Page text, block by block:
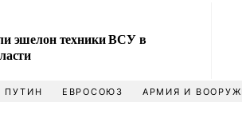
эшелон техники ВСУ в
ПУТИН ЕВРОСОЮЗ АРМИЯ И